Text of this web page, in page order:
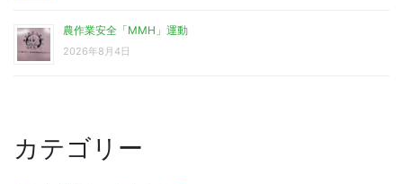
農作業安全「MMH」運動
2026年8月4日
カテゴリー